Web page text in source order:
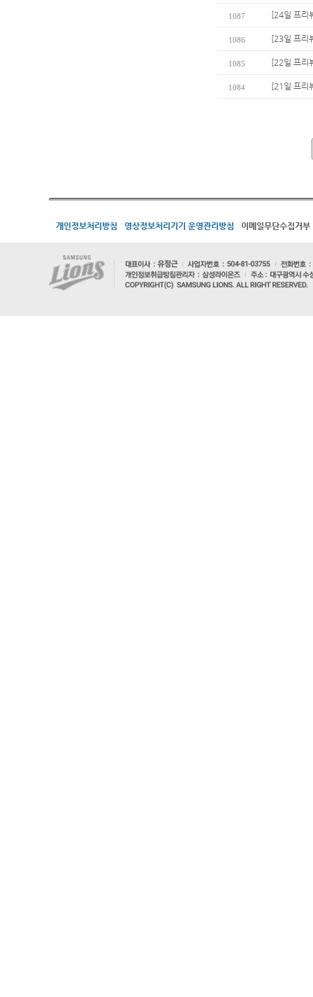
1087 [24일 프리
1086 [23일 프리
1085 [22일 프리
1084 [21일 프리
개인정보처리방침 영상정보처리기기 운영관리방침 이메일무단수집거부